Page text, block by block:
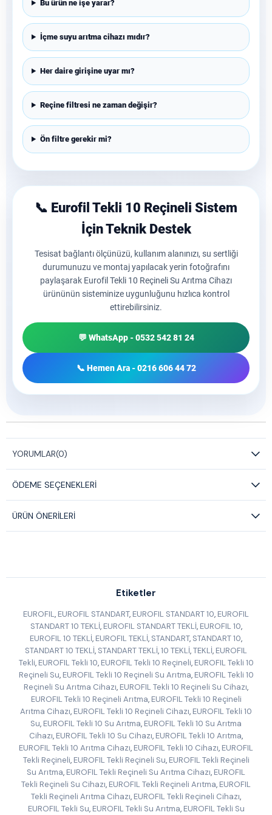
Bu ürün ne işe yarar?
İçme suyu arıtma cihazı mıdır?
Her daire girişine uyar mı?
Reçine filtresi ne zaman değişir?
Ön filtre gerekir mi?
📞 Eurofil Tekli 10 Reçineli Sistem
İçin Teknik Destek
Tesisat bağlantı ölçünüzü, kullanım alanınızı, su sertliği
durumunuzu ve montaj yapılacak yerin fotoğrafını
paylaşarak Eurofil Tekli 10 Reçineli Su Arıtma Cihazı
ürününün sisteminize uygunluğunu hızlıca kontrol
ettirebilirsiniz.
💬 WhatsApp - 0532 542 81 24
📞 Hemen Ara - 0216 606 44 72
YORUMLAR(0)
ÖDEME SEÇENEKLERI
ÜRÜN ÖNERILERI
Etiketler
EUROFIL, EUROFIL STANDART, EUROFIL STANDART 10, EUROFIL
STANDART 10 TEKLİ, EUROFIL STANDART TEKLİ, EUROFIL 10,
EUROFIL 10 TEKLİ, EUROFIL TEKLİ, STANDART, STANDART 10,
STANDART 10 TEKLİ, STANDART TEKLİ,10 TEKLİ,TEKLİ, EUROFIL
Tekli, EUROFIL Tekli 10, EUROFIL Tekli 10 Reçineli, EUROFIL Tekli 10
Reçineli Su, EUROFIL Tekli 10 Reçineli Su Arıtma, EUROFIL Tekli 10
Reçineli Su Arıtma Cihazı, EUROFIL Tekli 10 Reçineli Su Cihazı,
EUROFIL Tekli 10 Reçineli Arıtma, EUROFIL Tekli 10 Reçineli
Arıtma Cihazı, EUROFIL Tekli 10 Reçineli Cihazı, EUROFIL Tekli 10
Su, EUROFIL Tekli 10 Su Arıtma, EUROFIL Tekli 10 Su Arıtma
Cihazı, EUROFIL Tekli 10 Su Cihazı, EUROFIL Tekli 10 Arıtma,
EUROFIL Tekli 10 Arıtma Cihazı, EUROFIL Tekli 10 Cihazı, EUROFIL
Tekli Reçineli, EUROFIL Tekli Reçineli Su, EUROFIL Tekli Reçineli
Su Arıtma, EUROFIL Tekli Reçineli Su Arıtma Cihazı, EUROFIL
Tekli Reçineli Su Cihazı, EUROFIL Tekli Reçineli Arıtma, EUROFIL
Tekli Reçineli Arıtma Cihazı, EUROFIL Tekli Reçineli Cihazı,
EUROFIL Tekli Su, EUROFIL Tekli Su Arıtma, EUROFIL Tekli Su